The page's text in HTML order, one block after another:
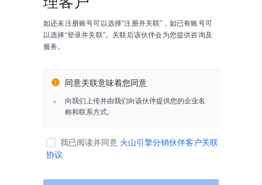
如还未注册账号可以选择“注册并关联”，如已有账号可
以选择“登录并关联”。关联后该伙伴会为您提供咨询及
服务。
同意关联意味着您同意
向我们上传并由我们向该伙伴提供您的企业名
称和联系方式。
我已阅读并同意 火山引擎分销伙伴客户关联
协议